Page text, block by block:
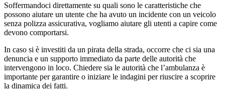
Soffermandoci direttamente su quali sono le caratteristiche che
possono aiutare un utente che ha avuto un incidente con un veicolo
senza polizza assicurativa, vogliamo aiutare gli utenti a capire come
devono comportarsi.
In caso si è investiti da un pirata della strada, occorre che ci sia una
denuncia e un supporto immediato da parte delle autorità che
intervengono in loco. Chiedere sia le autorità che l’ambulanza è
importante per garantire o iniziare le indagini per riuscire a scoprire
la dinamica dei fatti.